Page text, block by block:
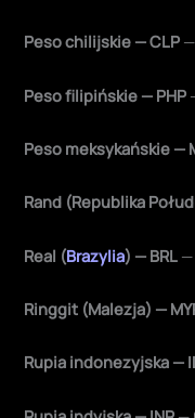
Peso chilijskie — CLP
Peso filipińskie — PHP
Peso meksykańskie —
Rand (Republika
Real (Brazylia) — BRL —
Ringgit (Malezja) —
Rupia indonezyjska —